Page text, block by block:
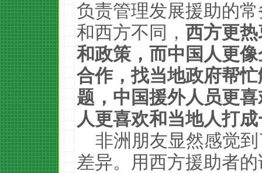
负责管理发展援助的
和西方不同， 西方更
和政策，而中国人更
合作，找当地政府帮
题，中国援外人员更
人更喜欢和当地人打
非洲朋友显然感觉
差异。用西方援助者